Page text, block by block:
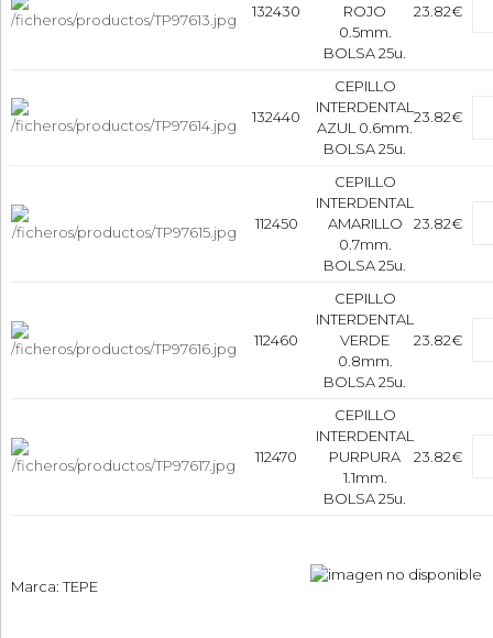
132430
ROJO
0.5mm.
BOLSA 25u.
23.82€
132440
CEPILLO
INTERDENTAL
AZUL 0.6mm.
BOLSA 25u.
23.82€
112450
CEPILLO
INTERDENTAL
AMARILLO
0.7mm.
BOLSA 25u.
23.82€
112460
CEPILLO
INTERDENTAL
VERDE
0.8mm.
BOLSA 25u.
23.82€
112470
CEPILLO
INTERDENTAL
PURPURA
1.1mm.
BOLSA 25u.
23.82€
Marca: TEPE